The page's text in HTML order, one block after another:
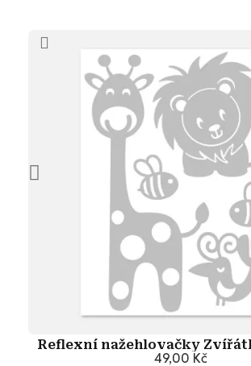
Reflexní nažehlovačky
49,00 Kč
Přidat do košíku